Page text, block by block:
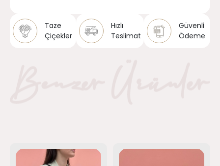
Taze
Çiçekler
Hızlı
Teslimat
Güvenli
Ödeme